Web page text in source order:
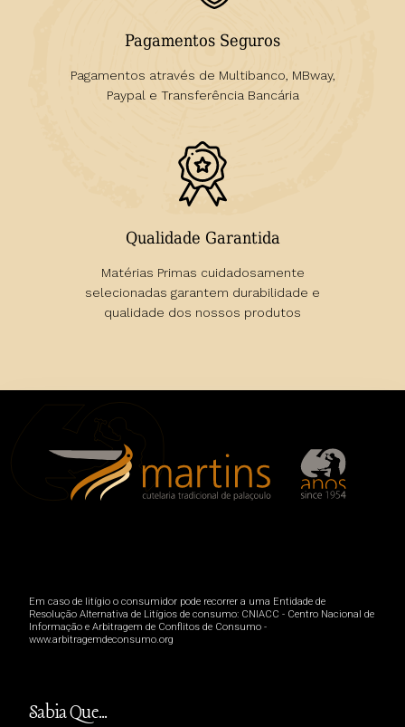
Pagamentos Seguros
Pagamentos através de Multibanco, MBway,
Paypal e Transferência Bancária
Qualidade Garantida
Matérias Primas cuidadosamente
selecionadas garantem durabilidade e
qualidade dos nossos produtos
Em caso de litígio o consumidor pode recorrer a uma Entidade de
Resolução Alternativa de Litígios de consumo: CNIACC - Centro Nacional de
Informação e Arbitragem de Conflitos de Consumo -
www.arbitragemdeconsumo.org
Sabia Que...